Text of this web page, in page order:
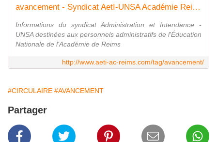
avancement - Syndicat AetI-UNSA Académie Reims
Informations du syndicat Administration et Intendance -
UNSA destinées aux personnels administratifs de l'Éducation
Nationale de l'Académie de Reims
http://www.aeti-ac-reims.com/tag/avancement/
#CIRCULAIRE #AVANCEMENT
Partager